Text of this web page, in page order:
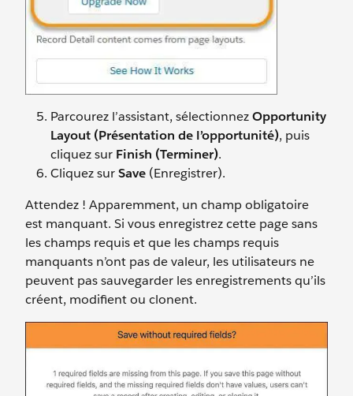
Parcourez l’assistant, sélectionnezOpportunity
Layout (Présentation de l’opportunité), puis
cliquez sur Finish (Terminer).
Cliquez surSave (Enregistrer).
Attendez ! Apparemment, un champ obligatoire
est manquant. Si vous enregistrez cette page sans
les champs requis et que les champs requis
manquants n’ont pas de valeur, les utilisateurs ne
peuvent pas sauvegarder les enregistrements qu’ils
créent, modifient ou clonent.